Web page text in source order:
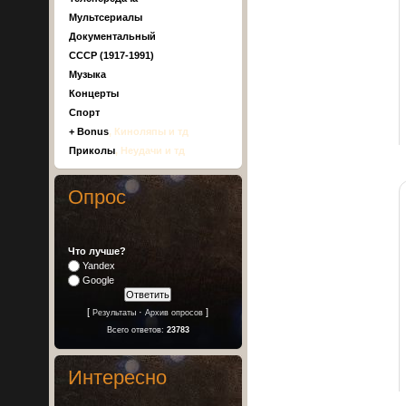
Мультсериалы
Документальный
СССР (1917-1991)
Музыка
Концерты
Спорт
+ Bonus, Киноляпы и тд
Приколы, Неудачи и тд
Опрос
Что лучше?
Yandex
Google
[Результаты ·Архив опросов ]
Всего ответов: 23783
Интересно